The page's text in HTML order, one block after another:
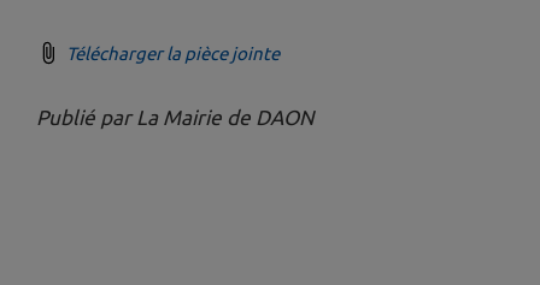
Télécharger la pièce jointe
Publié par La Mairie de DAON